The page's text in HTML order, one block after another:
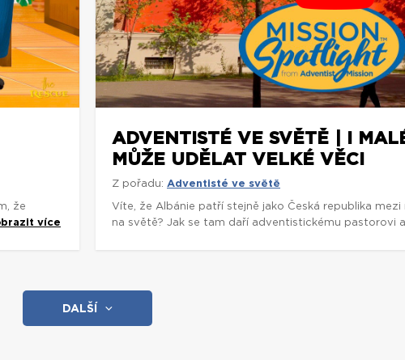
že
více
ADVENTISTÉ VE SVĚTĚ | I
MŮŽE UDĚLAT VELKÉ VĚCI
Z pořadu: Adventisté ve světě
Víte, že Albánie patří stejně jako Česká republika
na světě? Jak se tam daří adventistickému pastorovi a
DALŠÍ